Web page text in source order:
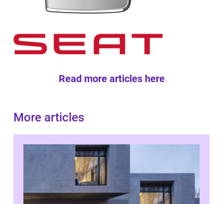
Read more articles here
More articles